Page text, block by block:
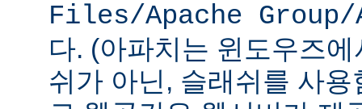
Files/Apache Group/
다. (아파치는 윈도우즈
쉬가 아닌, 슬래쉬를 사